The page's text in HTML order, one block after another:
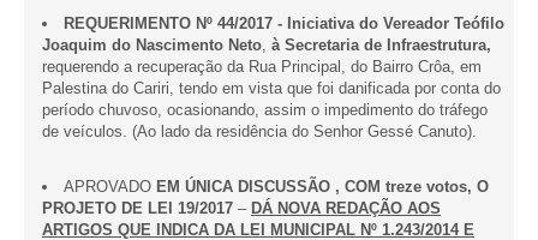
REQUERIMENTO Nº 44/2017 - Iniciativa do Vereador Teófilo
Joaquim do Nascimento Neto à Secretaria de Infraestrutura,
requerendo a recuperação da Rua Principal, do Bairro Crôa, em
Palestina do Cariri, tendo em vista que foi danificada por conta do
período chuvoso, ocasionando, assim o impedimento do tráfego
de veículos. (Ao lado da residência do Senhor Gessé Canuto).
APROVADO EM ÚNICA DISCUSSÃO , COM treze votos, O
PROJETO DE LEI 19/2017 – DÁ NOVA REDAÇÃO AOS
ARTIGOS QUE INDICA DA LEI MUNICIPAL Nº 1.243/2014 E